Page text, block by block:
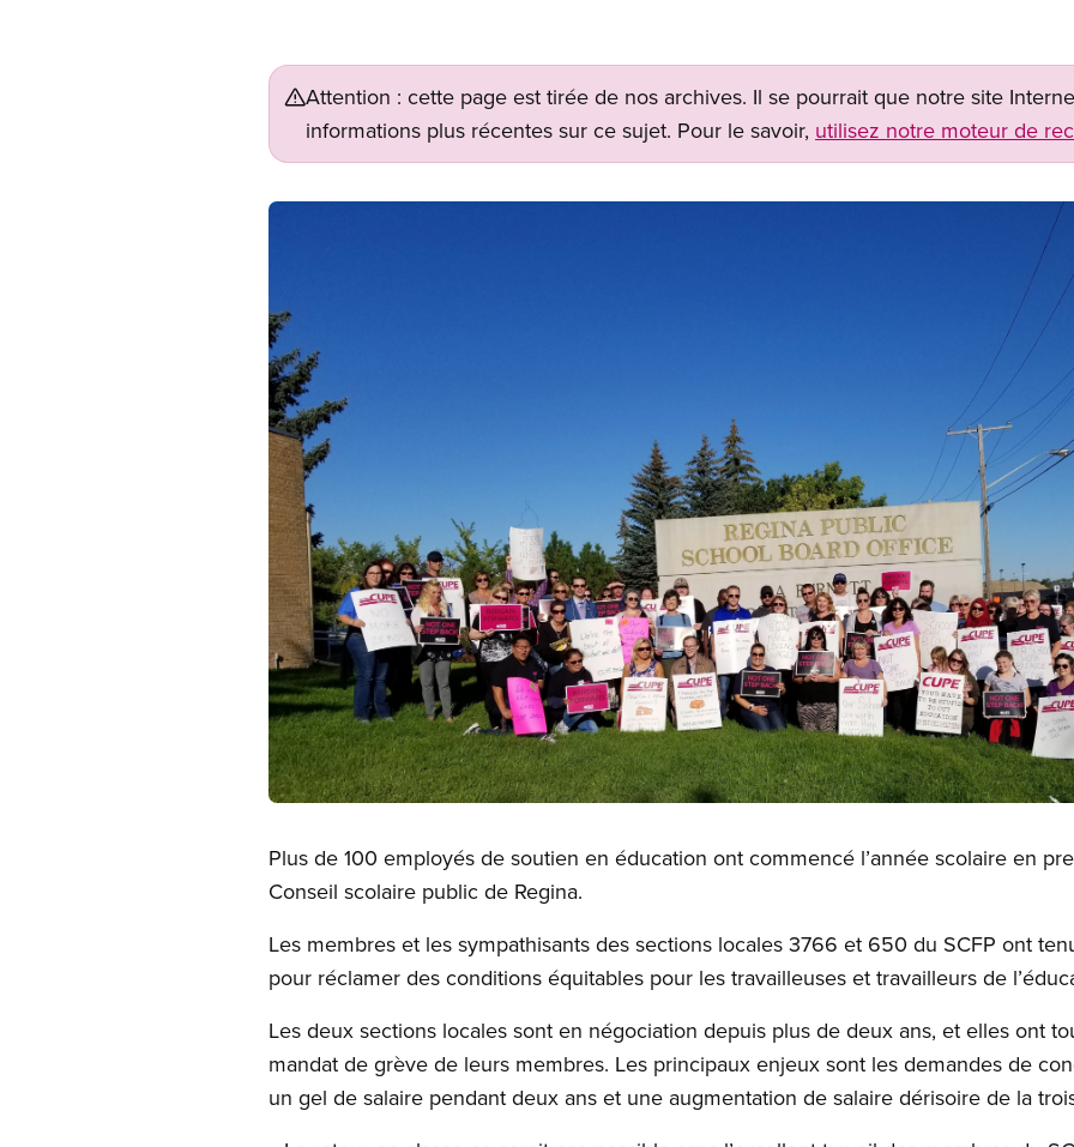
Attention : cette page est tirée de nos archives. Il se pourrait que notre site
informations plus récentes sur ce sujet. Pour le savoir, utilisez notre moteur de
Image
Plus de 100 employés de soutien en éducation ont commencé l’année scolaire en
Conseil scolaire public de Regina.
Les membres et les sympathisants des sections locales 3766 et 650 du SCFP ont
pour réclamer des conditions équitables pour les travailleuses et travailleurs de
Les deux sections locales sont en négociation depuis plus de deux ans, et elles ont
mandat de grève de leurs membres. Les principaux enjeux sont les demandes de
un gel de salaire pendant deux ans et une augmentation de salaire dérisoire de la